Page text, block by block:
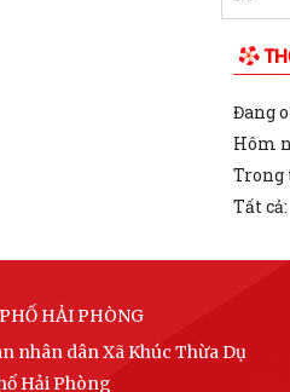
Đang
Hôm
Trong
Tất cả:
HẢI PHÒNG
nhân dân Xã Khúc Thừa Dụ
Hải Phòng